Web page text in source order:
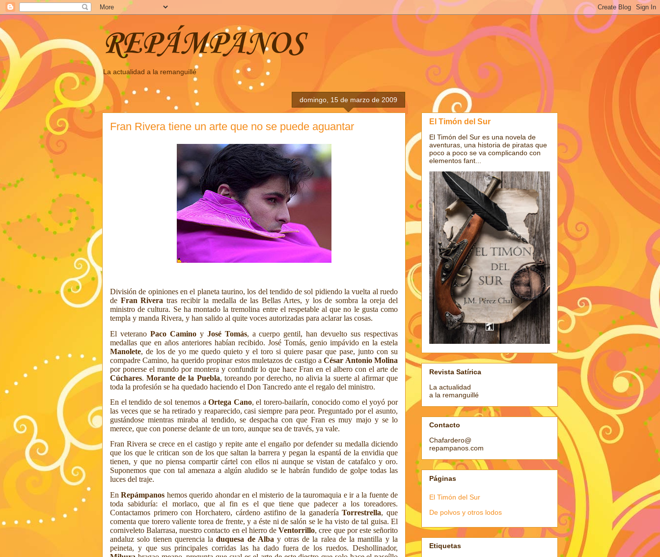
REPÁMPANOS
La actualidad a la remanguillé
domingo, 15 de marzo de 2009
Fran Rivera tiene un arte que no se puede aguantar
División de opiniones en el planeta taurino, los del tendido de sol pidiendo la vuelta al ruedo
de Fran Rivera tras recibir la medalla de las Bellas Artes, y los de sombra la oreja del
ministro de cultura. Se ha montado la tremolina entre el respetable al que no le gusta como
templa y manda Rivera, y han salido al quite voces autorizadas para aclarar las cosas.
El veterano Paco Caminoy José Tomás, a cuerpo gentil, han devuelto sus respectivas
medallas que en años anteriores habían recibido. José Tomás, genio impávido en la estela
Manolete, de los de yo me quedo quieto y el toro si quiere pasar que pase, junto con su
compadre Camino, ha querido propinar estos muletazos de castigo aCésar Antonio Molina
por ponerse el mundo por montera y confundir lo que hace Fran en el albero con el arte de
Cúchares.Morante de la Puebla, toreando por derecho, no alivia la suerte al afirmar que
toda la profesión se ha quedado haciendo el Don Tancredo ante el regalo del ministro.
En el tendido de sol tenemos aOrtega Cano, el torero-bailarín, conocido como el yoyó por
las veces que se ha retirado y reaparecido, casi siempre para peor. Preguntado por el asunto,
gustándose mientras miraba al tendido, se despacha con que Fran es muy majo y se lo
merece, que con ponerse delante de un toro, aunque sea de través, ya vale.
Fran Rivera se crece en el castigo y repite ante el engaño por defender su medalla diciendo
que los que le critican son de los que saltan la barrera y pegan la espantá de la envidia que
tienen, y que no piensa compartir cártel con ellos ni aunque se vistan de catafalco y oro.
Suponemos que con tal amenaza a algún aludido se le habrán fundido de golpe todas las
luces del traje.
EnRepámpanos hemos querido ahondar en el misterio de la tauromaquia e ir a la fuente de
toda sabiduría: el morlaco, que al fin es el que tiene que padecer a los toreadores.
Contactamos primero con Horchatero, cárdeno astifino de la ganaderíaTorrestrella, que
comenta que torero valiente torea de frente, y a éste ni de salón se le ha visto de tal guisa. El
corniveleto Balarrasa, nuestro contacto en el hierro deVentorrillo, cree que por este señorito
andaluz solo tienen querencia laduquesa de Alba y otras de la ralea de la mantilla y la
peineta, y que sus principales corridas las ha dado fuera de los ruedos. Deshollinador,
El Timón del Sur
El Timón del Sur es una novela de
aventuras, una historia de piratas que
poco a poco se va complicando con
elementos fant...
Revista Satírica
La actualidad
a la remanguillé
Contacto
Chafardero@
repampanos.com
Páginas
El Timón del Sur
De polvos y otros lodos
Etiquetas